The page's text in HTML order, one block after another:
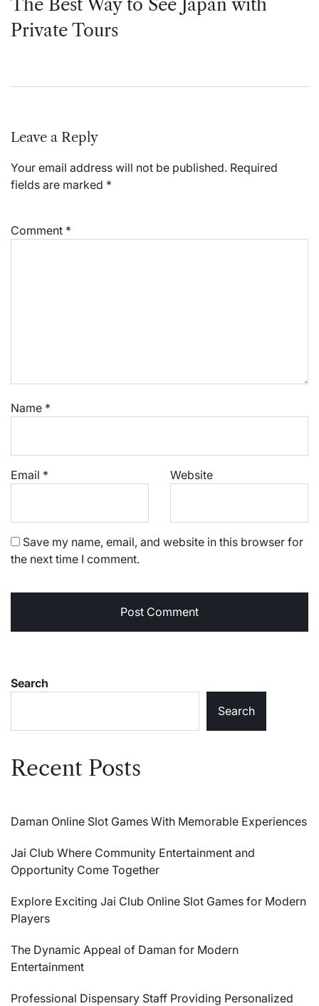
The Best Way to See Japan with
Private Tours
Leave a Reply
Your email address will not be published. Required
fields are marked *
Comment *
Name *
Email * Website
Save my name, email, and website in this browser for
the next time I comment.
Search
Search
Recent Posts
Daman Online Slot Games With Memorable Experiences
Jai Club Where Community Entertainment and
Opportunity Come Together
Explore Exciting Jai Club Online Slot Games for Modern
Players
The Dynamic Appeal of Daman for Modern
Entertainment
Professional Dispensary Staff Providing Personalized